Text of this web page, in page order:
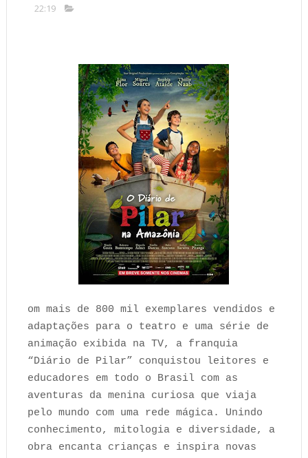
22:19
om mais de 800 mil exemplares vendidos e
adaptações para o teatro e uma série de
animação exibida na TV, a franquia
“Diário de Pilar” conquistou leitores e
educadores em todo o Brasil com as
aventuras da menina curiosa que viaja
pelo mundo com uma rede mágica. Unindo
conhecimento, mitologia e diversidade, a
obra encanta crianças e inspira novas